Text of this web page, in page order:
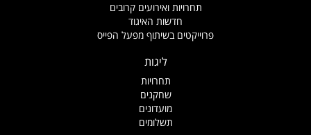
תחרויות ואירועים קרובים
חדשות האיגוד
פרוייקטים בשיתוף מפעל הפייס
ליגות
תחרויות
שחקנים
מועדונים
תשלומים